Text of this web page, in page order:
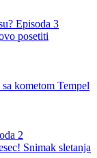
Episoda 3
posetiti
kometom Tempel
2
Snimak sletanja